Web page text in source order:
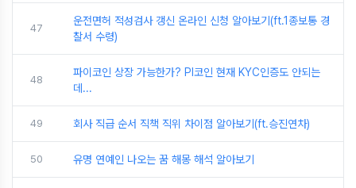
47
운전면허 적성검사 갱신 온라인 신청 알아보기(ft.1종보통 경
찰서 수령)
48
파이코인 상장 가능한가? PI코인 현재 KYC인증도 안되는
데...
49 회사 직급 순서 직책 직위 차이점 알아보기(ft.승진연차)
50 유명 연예인 나오는 꿈 해몽 해석 알아보기